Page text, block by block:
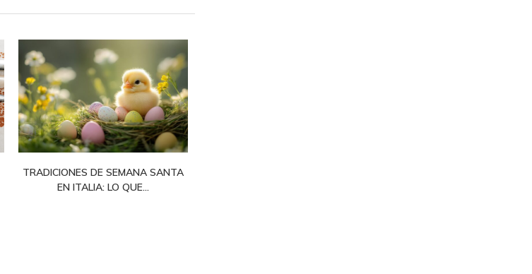
TRADICIONES DE SEMANA SANTA
EN ITALIA: LO QUE...